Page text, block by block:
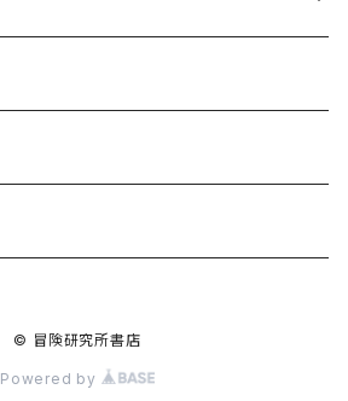
© 冒険研究所書店
Powered by